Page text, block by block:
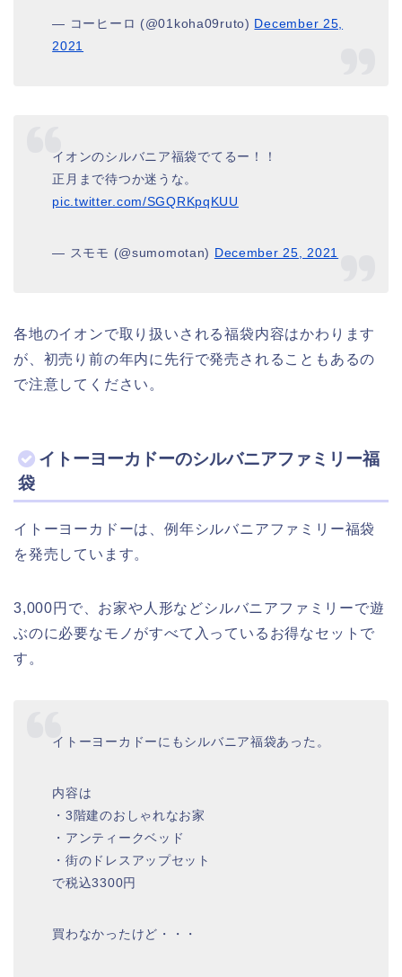
— コーヒーロ (@01koha09ruto) December 25,
2021
イオンのシルバニア福袋でてるー！！
正月まで待つか迷うな。
pic.twitter.com/SGQRKpqKUU
— スモモ (@sumomotan) December 25, 2021
各地のイオンで取り扱いされる福袋内容はかわります
が、初売り前の年内に先行で発売されることもあるの
で注意してください。
イトーヨーカドーのシルバニアファミリー福
袋
イトーヨーカドーは、例年シルバニアファミリー福袋
を発売しています。
3,000円で、お家や人形などシルバニアファミリーで遊
ぶのに必要なモノがすべて入っているお得なセットで
す。
イトーヨーカドーにもシルバニア福袋あった。
内容は
・3階建のおしゃれなお家
・アンティークベッド
・街のドレスアップセット
で税込3300円
買わなかったけど・・・